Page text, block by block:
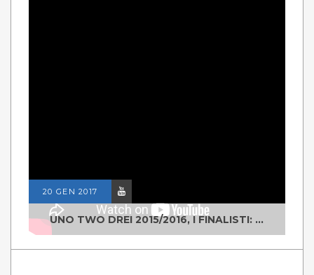
20 GEN 2017
UNO TWO DREI 2015/2016, I FINALISTI: CLASSE IV ALS ISTITUTO "DEGASPERI" BORGO VALSUGANA